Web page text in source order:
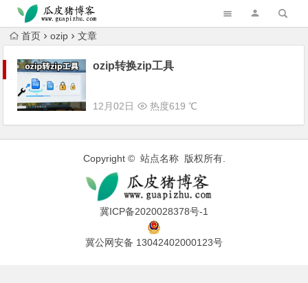
跳转到主内容
首页 ozip 文章
ozip转换zip工具
12月02日 热度619 ℃
Copyright © 站点名称 版权所有.
冀ICP备2020028378号-1
冀公网安备 13042402000123号